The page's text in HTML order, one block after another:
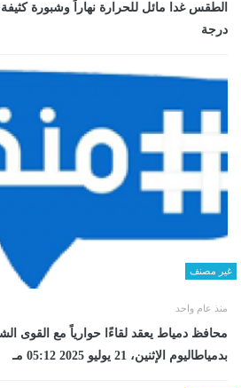
درجة
غير مصنف
منذ عام واحد
محافظ دمياط يعقد لقاءًا حوارياً مع القوى
بدمياطاليوم الإثنين، 21 يوليو 2025 05:12 مـ